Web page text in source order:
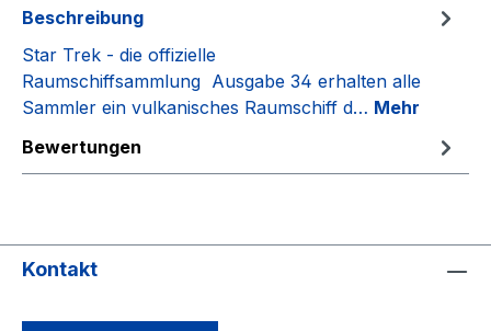
Beschreibung
Star Trek - die offizielle
Raumschiffsammlung Ausgabe 34 erhalten alle
Sammler ein vulkanisches Raumschiff d… Mehr
Bewertungen
Kontakt